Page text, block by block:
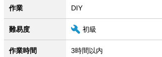
作業 DIY
難易度 初級
作業時間 3時間以内